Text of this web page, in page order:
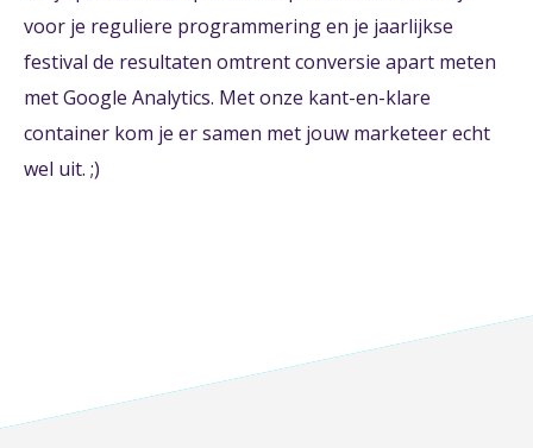
voor je reguliere programmering en je jaarlijkse
festival de resultaten omtrent conversie apart meten
met Google Analytics. Met onze kant-en-klare
container kom je er samen met jouw marketeer echt
wel uit. ;)